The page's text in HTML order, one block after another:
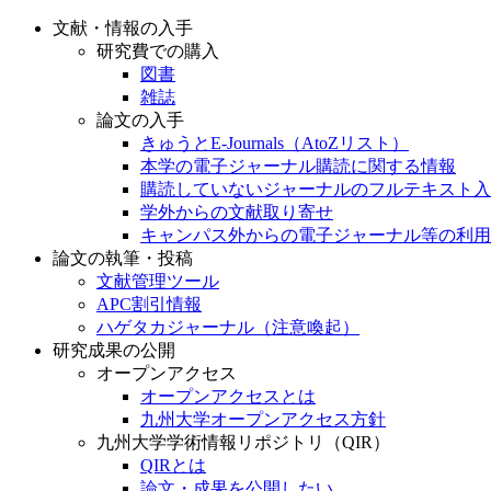
文献・情報の入手
研究費での購入
図書
雑誌
論文の入手
きゅうとE-Journals（AtoZリスト）
本学の電子ジャーナル購読に関する情報
購読していないジャーナルのフルテキスト
学外からの文献取り寄せ
キャンパス外からの電子ジャーナル等の利用
論文の執筆・投稿
文献管理ツール
APC割引情報
ハゲタカジャーナル（注意喚起）
研究成果の公開
オープンアクセス
オープンアクセスとは
九州大学オープンアクセス方針
九州大学学術情報リポジトリ（QIR）
QIRとは